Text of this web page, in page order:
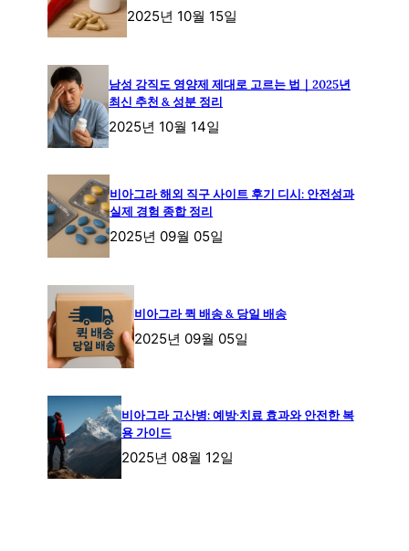
2025년 10월 15일
남성 강직도 영양제 제대로 고르는 법｜2025년
최신 추천 & 성분 정리
2025년 10월 14일
비아그라 해외 직구 사이트 후기 디시: 안전성과
실제 경험 종합 정리
2025년 09월 05일
비아그라 퀵 배송 & 당일 배송
2025년 09월 05일
비아그라 고산병: 예방·치료 효과와 안전한 복
용 가이드
2025년 08월 12일